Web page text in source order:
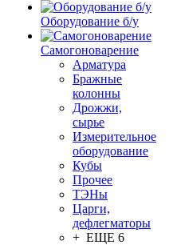
Оборудование б/у
Самогоноварение
Арматура
Бражные
колонны
Дрожжи,
сырье
Измерительное
оборудование
Кубы
Прочее
ТЭНы
Царги,
дефлегматоры
+ ЕЩЕ 6